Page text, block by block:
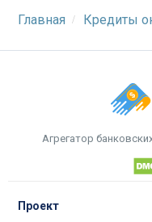
Главная Кредиты
Агрегатор
Проект